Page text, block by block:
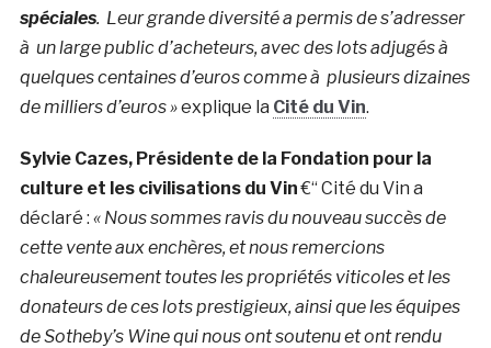
spéciales. Leur grande diversité a permis de s’adresser
à un large public d’acheteurs, avec des lots adjugés à
quelques centaines d’euros comme à plusieurs dizaines
de milliers d’euros »explique la Cité du Vin.
Sylvie Cazes, Présidente de la Fondation pour la
culture et les civilisations du Vin€“ Cité du Vin a
déclaré : « Nous sommes ravis du nouveau succès de
cette vente aux enchères, et nous remercions
chaleureusement toutes les propriétés viticoles et les
donateurs de ces lots prestigieux, ainsi que les équipes
de Sotheby’s Wine qui nous ont soutenu et ont rendu